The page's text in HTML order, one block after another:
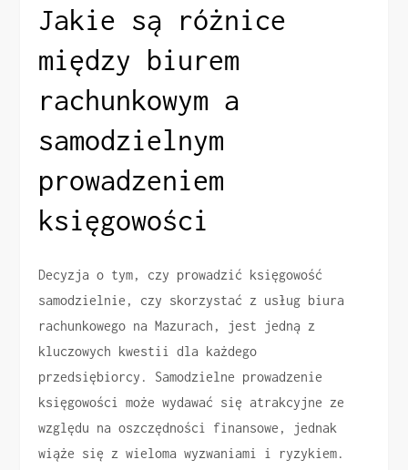
Jakie są różnice
między biurem
rachunkowym a
samodzielnym
prowadzeniem
księgowości
Decyzja o tym, czy prowadzić księgowość
samodzielnie, czy skorzystać z usług biura
rachunkowego na Mazurach, jest jedną z
kluczowych kwestii dla każdego
przedsiębiorcy. Samodzielne prowadzenie
księgowości może wydawać się atrakcyjne ze
względu na oszczędności finansowe, jednak
wiąże się z wieloma wyzwaniami i ryzykiem.